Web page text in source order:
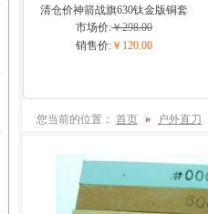
清仓价神箭战旗630钛金版铜套
弓眼反曲球卡六股弹弓
市场价:￥298.00
销售价: ￥120.00
您当前的位置： 首页 » 户外直刀